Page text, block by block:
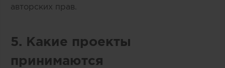
авторских прав.
5. Какие проекты
принимаются